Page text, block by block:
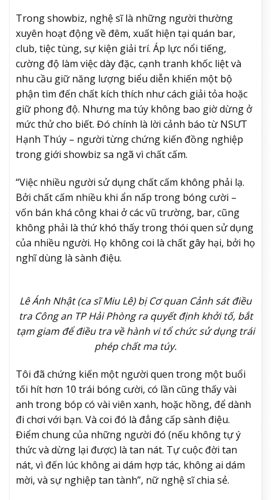
Trong showbiz, nghệ sĩ là những người thường
xuyên hoạt động về đêm, xuất hiện tại quán bar,
club, tiệc tùng, sự kiện giải trí. Áp lực nổi tiếng,
cường độ làm việc dày đặc, cạnh tranh khốc liệt và
nhu cầu giữ năng lượng biểu diễn khiến một bộ
phận tìm đến chất kích thích như cách giải tỏa hoặc
giữ phong độ. Nhưng ma túy không bao giờ dừng ở
mức thử cho biết. Đó chính là lời cảnh báo từ NSƯT
Hạnh Thúy – người từng chứng kiến đồng nghiệp
trong giới showbiz sa ngã vì chất cấm.
“Việc nhiều người sử dụng chất cấm không phải lạ.
Bởi chất cấm nhiều khi ẩn nấp trong bóng cười –
vốn bán khá công khai ở các vũ trường, bar, cũng
không phải là thứ khó thấy trong thói quen sử dụng
của nhiều người. Họ không coi là chất gây hại, bởi họ
nghĩ dùng là sành điệu.
Lê Ánh Nhật (ca sĩ Miu Lê) bị Cơ quan Cảnh sát điều
tra Công an TP Hải Phòng ra quyết định khởi tố, bắt
tạm giam để điều tra về hành vi tổ chức sử dụng trái
phép chất ma túy.
Tôi đã chứng kiến một người quen trong một buổi
tối hít hơn 10 trái bóng cười, có lần cũng thấy vài
anh trong bóp có vài viên xanh, hoặc hồng, để dành
đi chơi với bạn. Và coi đó là đẳng cấp sành điệu.
Điểm chung của những người đó (nếu không tự ý
thức và dừng lại được) là tan nát. Tự cuộc đời tan
nát, vì đến lúc không ai dám hợp tác, không ai dám
mời, và sự nghiệp tan tành”, nữ nghệ sĩ chia sẻ.